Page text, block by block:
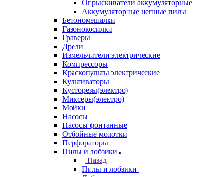
Опрыскиватели аккумуляторные
Аккумуляторные цепные пилы
Бетономешалки
Газонокосилки
Граверы
Дрели
Измельчители электрические
Компрессоры
Краскопульты электрические
Культиваторы
Кусторезы(электро)
Миксеры(электро)
Мойки
Насосы
Насосы фонтанные
Отбойные молотки
Перфораторы
Пилы и лобзики
Назад
Пилы и лобзики